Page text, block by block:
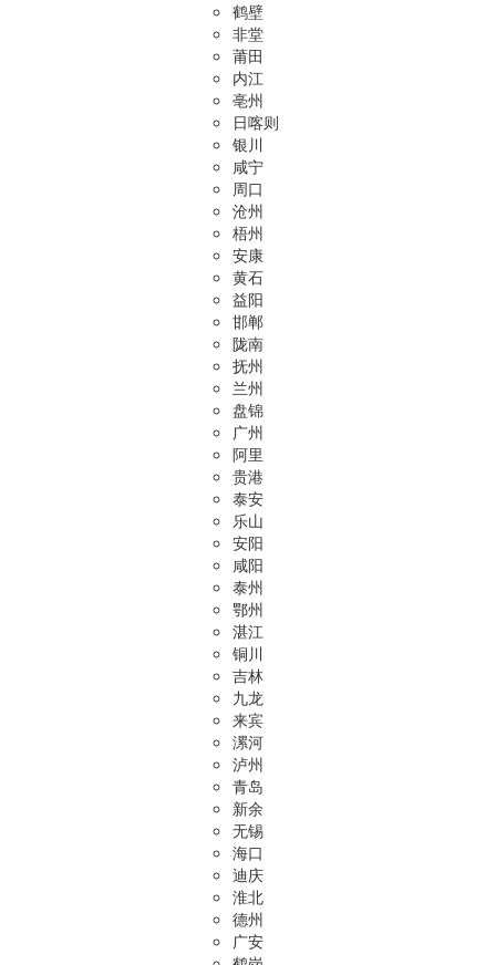
鹤壁
非堂
莆田
内江
亳州
日喀则
银川
咸宁
周口
沧州
梧州
安康
黄石
益阳
邯郸
陇南
抚州
兰州
盘锦
广州
阿里
贵港
泰安
乐山
安阳
咸阳
泰州
鄂州
湛江
铜川
吉林
九龙
来宾
漯河
泸州
青岛
新余
无锡
海口
迪庆
淮北
德州
广安